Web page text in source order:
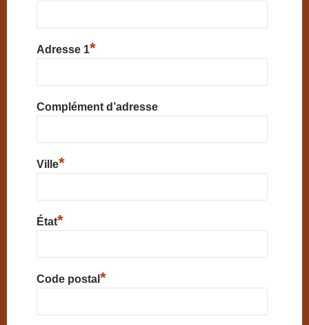
Adresse 1*
Complément d’adresse
Ville*
État*
Code postal *